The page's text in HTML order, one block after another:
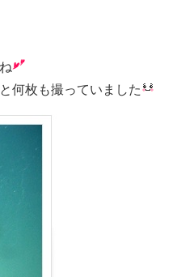
何枚も撮っていました